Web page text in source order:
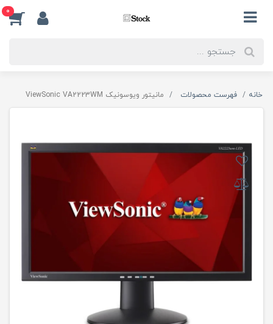
0
خانه فهرست محصولات مانیتور ویوسونیک ViewSonic VA2223WM